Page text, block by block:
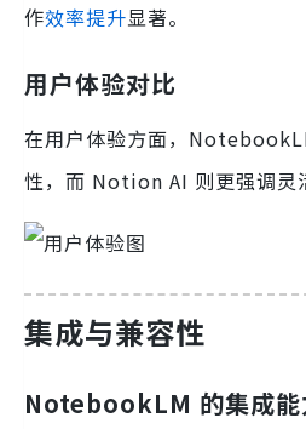
作效率提升显著。
用户体验对比
在用户体验方面，
性，而 Notion AI 则更强调灵
集成与兼容性
NotebookLM 的集成能